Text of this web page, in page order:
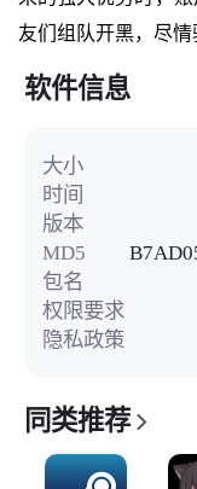
友们组队开黑，尽情
软件信息
大小
时间
版本
MD5
包名
权限要求
隐私政策
同类推荐